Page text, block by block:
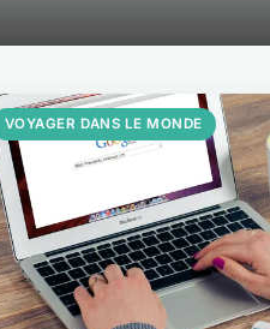
VOYAGER DANS LE MONDE